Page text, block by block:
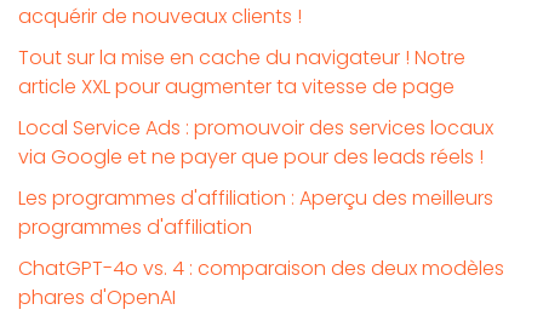
acquérir de nouveaux clients !
Tout sur la mise en cache du navigateur ! Notre
article XXL pour augmenter ta vitesse de page
Local Service Ads : promouvoir des services locaux
via Google et ne payer que pour des leads réels !
Les programmes d'affiliation : Aperçu des meilleurs
programmes d'affiliation
ChatGPT-4o vs. 4 : comparaison des deux modèles
phares d'OpenAI